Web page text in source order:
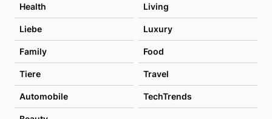
Health Living
Liebe Luxury
Family Food
Tiere Travel
Automobile TechTrends